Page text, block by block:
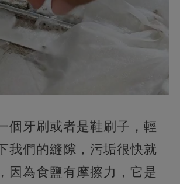
個牙刷或者是鞋刷子，輕
我們的縫隙，污垢很快就
因為食鹽有摩擦力，它是